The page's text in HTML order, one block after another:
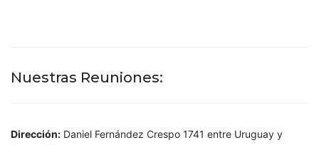
Nuestras Reuniones:
Dirección: Daniel Fernández Crespo 1741 entre Uruguay y